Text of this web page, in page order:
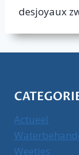
desjoyaux
Actueel
Weetjes